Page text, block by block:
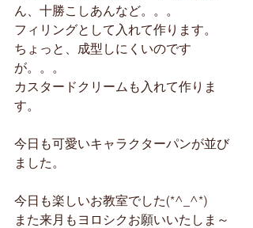
ん、十勝こしあんなど。。。
フィリングとして入れて作ります。
ちょっと、成型しにくいのです
が。。。
カスタードクリームも入れて作りま
す。
今日も可愛いキャラクターパンが並び
ました。
今日も楽しいお教室でした(*^_^*)
また来月もヨロシクお願いいたしま～